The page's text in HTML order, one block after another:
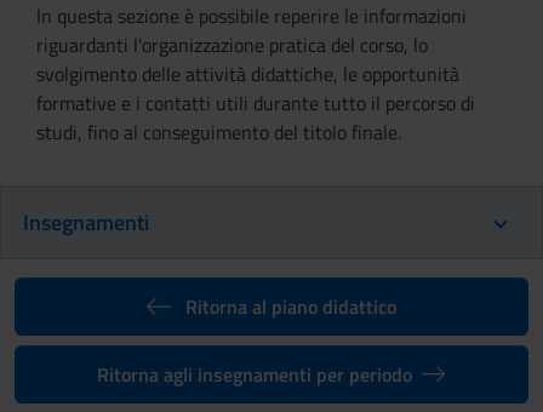
In questa sezione è possibile reperire le informazioni
riguardanti l'organizzazione pratica del corso, lo
svolgimento delle attività didattiche, le opportunità
formative e i contatti utili durante tutto il percorso di
studi, fino al conseguimento del titolo finale.
Insegnamenti
Ritorna al piano didattico
Ritorna agli insegnamenti per periodo